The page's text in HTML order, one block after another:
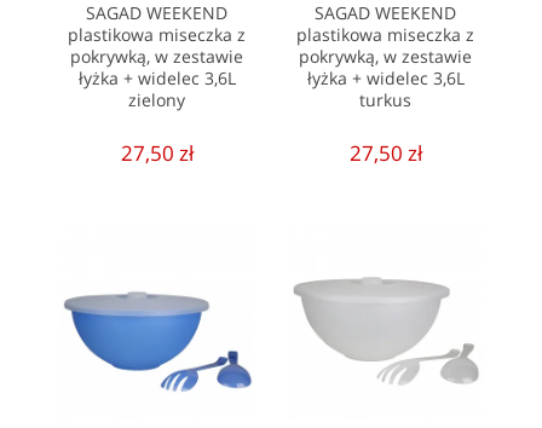
SAGAD WEEKEND
plastikowa miseczka z
pokrywką, w zestawie
łyżka + widelec 3,6L
zielony
27,50 zł
SAGAD WEEKEND
plastikowa miseczka z
pokrywką, w zestawie
łyżka + widelec 3,6L
turkus
27,50 zł